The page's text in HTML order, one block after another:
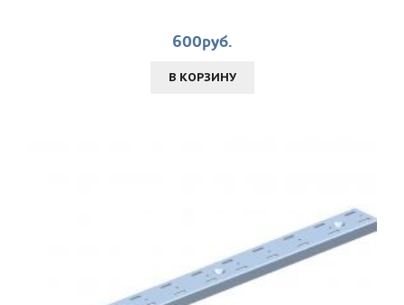
600руб.
В КОРЗИНУ